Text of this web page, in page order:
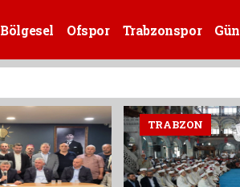
Bölgesel Ofspor Trabzonspor
TRABZON